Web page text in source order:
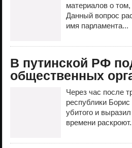
материалов о том,
Данный вопрос
имя парламента...
В путинской РФ
общественных
Через час после
республики
убитого и
времени